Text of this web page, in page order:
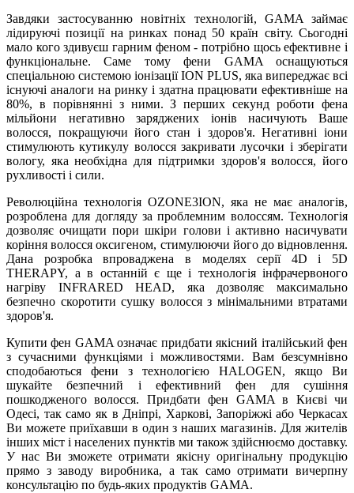
Завдяки застосуванню новітніх технологій, GAMA займає
лідируючі позиції на ринках понад 50 країн світу. Сьогодні
мало кого здивуєш гарним феном - потрібно щось ефективне і
функціональне. Саме тому фени GAMA оснащуються
спеціальною системою іонізації ION PLUS, яка випереджає всі
існуючі аналоги на ринку і здатна працювати ефективніше на
80%, в порівнянні з ними. З перших секунд роботи фена
мільйони негативно заряджених іонів насичують Ваше
волосся, покращуючи його стан і здоров'я. Негативні іони
стимулюють кутикулу волосся закривати лусочки і зберігати
вологу, яка необхідна для підтримки здоров'я волосся, його
рухливості і сили.
Революційна технологія OZONE3ION, яка не має аналогів,
розроблена для догляду за проблемним волоссям. Технологія
дозволяє очищати пори шкіри голови і активно насичувати
коріння волосся оксигеном, стимулюючи його до відновлення.
Дана розробка впроваджена в моделях серії 4D і 5D
THERAPY, а в останній є ще і технологія інфрачервоного
нагріву INFRARED HEAD, яка дозволяє максимально
безпечно скоротити сушку волосся з мінімальними втратами
здоров'я.
Купити фен GAMA означає придбати якісний італійський фен
з сучасними функціями і можливостями. Вам безсумнівно
сподобаються фени з технологією HALOGEN, якщо Ви
шукайте безпечний і ефективний фен для сушіння
пошкодженого волосся. Придбати фен GAMA в Києві чи
Одесі, так само як в Дніпрі, Харкові, Запоріжжі або Черкасах
Ви можете приїхавши в один з наших магазинів. Для жителів
інших міст і населених пунктів ми також здійснюємо доставку.
У нас Ви зможете отримати якісну оригінальну продукцію
прямо з заводу виробника, а так само отримати вичерпну
консультацію по будь-яких продуктів GAMA.